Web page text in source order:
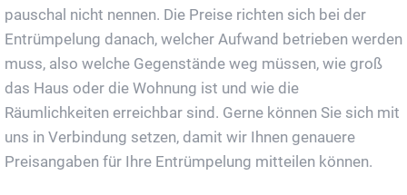
pauschal nicht nennen. Die Preise richten sich bei der
Entrümpelung danach, welcher Aufwand betrieben werden
muss, also welche Gegenstände weg müssen, wie groß
das Haus oder die Wohnung ist und wie die
Räumlichkeiten erreichbar sind. Gerne können Sie sich mit
uns in Verbindung setzen, damit wir Ihnen genauere
Preisangaben für Ihre Entrümpelung mitteilen können.